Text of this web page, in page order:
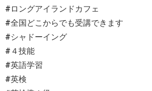
#ロングアイランドカフェ
#全国どこからでも受講できます
#シャドーイング
#４技能
#英語学習
#英検